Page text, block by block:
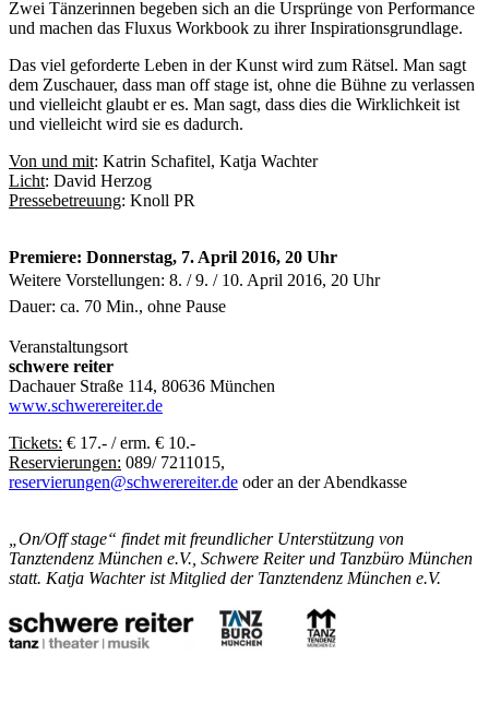
Zwei Tänzerinnen begeben sich an die Ursprünge von Performance
und machen das Fluxus Workbook zu ihrer Inspirationsgrundlage.
Das viel geforderte Leben in der Kunst wird zum Rätsel. Man sagt
dem Zuschauer, dass man off stage ist, ohne die Bühne zu verlassen
und vielleicht glaubt er es. Man sagt, dass dies die Wirklichkeit ist
und vielleicht wird sie es dadurch.
Von und mit: Katrin Schafitel, Katja Wachter
Licht: David Herzog
Pressebetreuung: Knoll PR
Premiere: Donnerstag, 7. April 2016, 20 Uhr
Weitere Vorstellungen: 8. / 9. / 10. April 2016, 20 Uhr
Dauer: ca. 70 Min., ohne Pause
Veranstaltungsort
schwere reiter
Dachauer Straße 114, 80636 München
www.schwerereiter.de
Tickets: € 17.- / erm. € 10.-
Reservierungen: 089/ 7211015,
reservierungen@schwerereiter.de oder an der Abendkasse
„On/Off stage“ findet mit freundlicher Unterstützung von
Tanztendenz München e.V., Schwere Reiter und Tanzbüro München
statt. Katja Wachter ist Mitglied der Tanztendenz München e.V.